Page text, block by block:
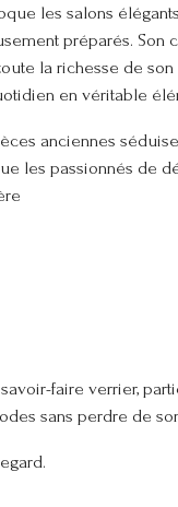
les salons
préparés. Son
la richesse de son
en véritable
anciennes
les passionnés de
faire verrier,
sans perdre de